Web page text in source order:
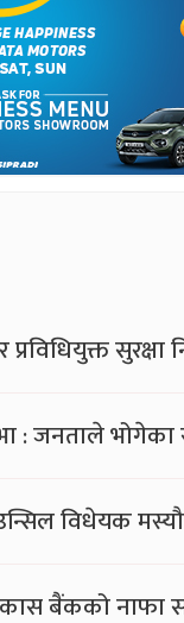
: जनताले
विधेयक
बैंकको नाफा